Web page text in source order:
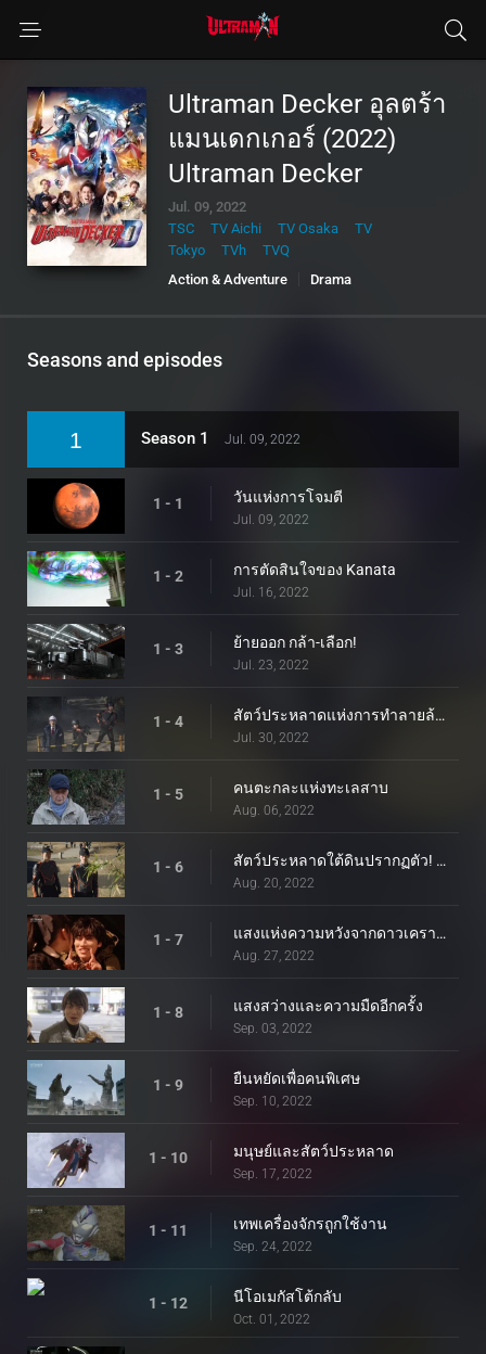
Ultraman Decker อุลตร้า
แมนเดกเกอร์ (2022)
Ultraman Decker
Jul. 09, 2022
TSC
TV Aichi TV Osaka
TV
Tokyo
TVh
TVQ
Action & Adventure
Drama
Seasons and episodes
1 Season 1 Jul. 09, 2022
1 - 1 วันแห่งการโจมตี
Jul. 09, 2022
1 - 2 การตัดสินใจของ Kanata
Jul. 16, 2022
1 - 3 ย้ายออก กล้า-เลือก!
Jul. 23, 2022
1 - 4 สัตว์ประหลาดแห่งการทำลายล้างตื่นขึ้น
Jul. 30, 2022
1 - 5 คนตะกละแห่งทะเลสาบ
Aug. 06, 2022
1 - 6 สัตว์ประหลาดใต้ดินปรากฏตัว! และปรากฏ!
Aug. 20, 2022
1 - 7 แสงแห่งความหวังจากดาวเคราะห์สีแดง
Aug. 27, 2022
1 - 8 แสงสว่างและความมืดอีกครั้ง
Sep. 03, 2022
1 - 9 ยืนหยัดเพื่อคนพิเศษ
Sep. 10, 2022
1 - 10 มนุษย์และสัตว์ประหลาด
Sep. 17, 2022
1 - 11 เทพเครื่องจักรถูกใช้งาน
Sep. 24, 2022
1 - 12 นีโอเมกัสโต้กลับ
Oct. 01, 2022